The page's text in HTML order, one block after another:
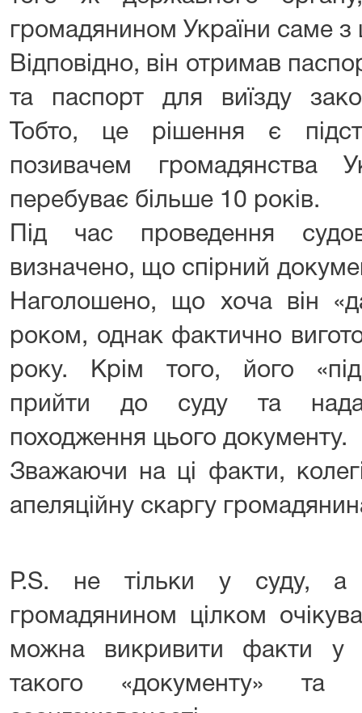
громадянином України саме з
Відповідно, він отримав
та паспорт для виїзду
Тобто, це рішення є
позивачем громадянства
перебуває більше 10 років.
Під час проведення
визначено, що спірний
Наголошено, що хоча він
роком, однак фактично
року. Крім того, його
прийти до суду та
походження цього документу.
Зважаючи на ці факти,
апеляційну скаргу
P.S. не тільки у суду, а
громадянином цілком
можна викривити факти у
такого «документу» та